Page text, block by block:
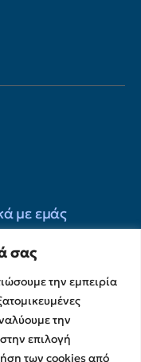
σας
την εμπειρία
την
επιλογή
των cookies από
με εμάς
μας
Καριέρας
Συνεργασίες
Διαφάνειας